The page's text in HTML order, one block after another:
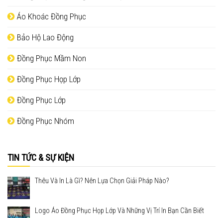
Áo Khoác Đồng Phục
Bảo Hộ Lao Động
Đồng Phục Mầm Non
Đồng Phục Họp Lớp
Đồng Phục Lớp
Đồng Phục Nhóm
TIN TỨC & SỰ KIỆN
Thêu Và In Là Gì? Nên Lựa Chọn Giải Pháp Nào?
Logo Áo Đồng Phục Họp Lớp Và Những Vị Trí In Bạn Cần Biết